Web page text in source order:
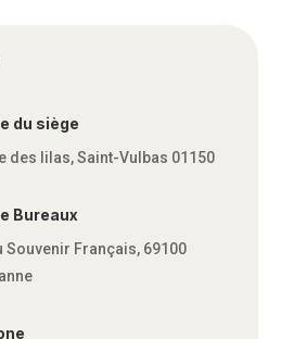
du siège
des lilas, Saint-Vulbas 01150
Bureaux
Souvenir Français, 69100